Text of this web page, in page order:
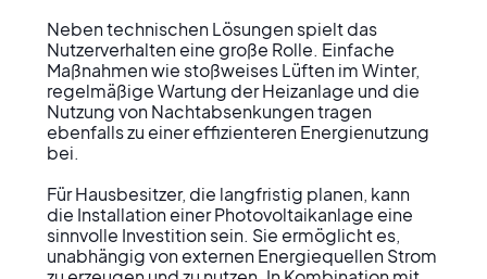
Neben technischen Lösungen spielt das
Nutzerverhalten eine große Rolle. Einfache
Maßnahmen wie stoßweises Lüften im Winter,
regelmäßige Wartung der Heizanlage und die
Nutzung von Nachtabsenkungen tragen
ebenfalls zu einer effizienteren Energienutzung
bei.
Für Hausbesitzer, die langfristig planen, kann
die Installation einer Photovoltaikanlage eine
sinnvolle Investition sein. Sie ermöglicht es,
unabhängig von externen Energiequellen Strom